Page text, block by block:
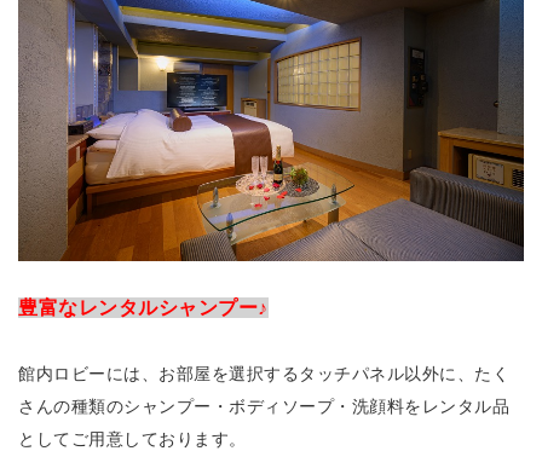
豊富なレンタルシャンプー♪
館内ロビーには、お部屋を選択するタッチパネル以外に、たく
さんの種類のシャンプー・ボディソープ・洗顔料をレンタル品
としてご用意しております。